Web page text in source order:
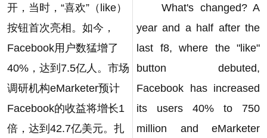
开，当时，“喜欢”（like）
按钮首次亮相。如今，
Facebook用户数猛增了
40%，达到7.5亿人。市场
调研机构eMarketer预计
Facebook的收益将增长1
倍，达到42.7亿美元。扎
What's changed? A
year and a half after the
last f8, where the "like"
button debuted,
Facebook has increased
its users 40% to 750
million and eMarketer